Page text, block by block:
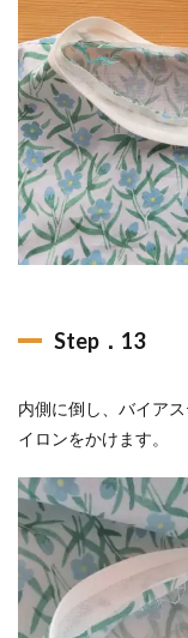
Step．13
内側に倒し、バイア
イロンをかけます。